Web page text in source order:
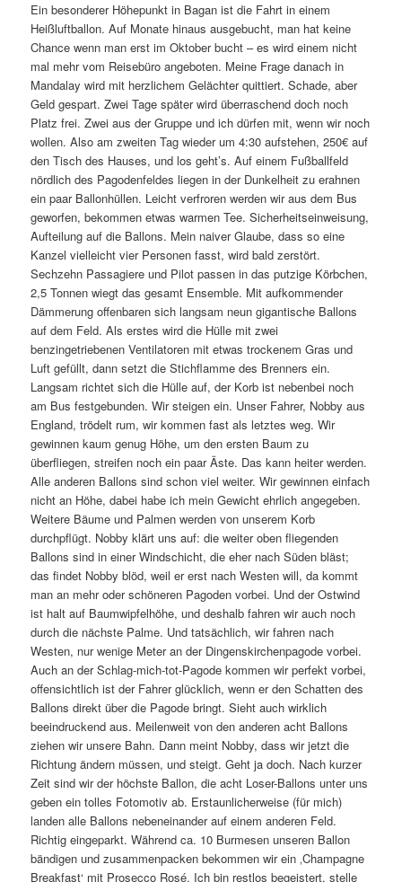
Ein besonderer Höhepunkt in Bagan ist die Fahrt in einem
Heißluftballon. Auf Monate hinaus ausgebucht, man hat keine
Chance wenn man erst im Oktober bucht – es wird einem nicht
mal mehr vom Reisebüro angeboten. Meine Frage danach in
Mandalay wird mit herzlichem Gelächter quittiert. Schade, aber
Geld gespart. Zwei Tage später wird überraschend doch noch
Platz frei. Zwei aus der Gruppe und ich dürfen mit, wenn wir noch
wollen. Also am zweiten Tag wieder um 4:30 aufstehen, 250€ auf
den Tisch des Hauses, und los geht’s. Auf einem Fußballfeld
nördlich des Pagodenfeldes liegen in der Dunkelheit zu erahnen
ein paar Ballonhüllen. Leicht verfroren werden wir aus dem Bus
geworfen, bekommen etwas warmen Tee. Sicherheitseinweisung,
Aufteilung auf die Ballons. Mein naiver Glaube, dass so eine
Kanzel vielleicht vier Personen fasst, wird bald zerstört.
Sechzehn Passagiere und Pilot passen in das putzige Körbchen,
2,5 Tonnen wiegt das gesamt Ensemble. Mit aufkommender
Dämmerung offenbaren sich langsam neun gigantische Ballons
auf dem Feld. Als erstes wird die Hülle mit zwei
benzingetriebenen Ventilatoren mit etwas trockenem Gras und
Luft gefüllt, dann setzt die Stichflamme des Brenners ein.
Langsam richtet sich die Hülle auf, der Korb ist nebenbei noch
am Bus festgebunden. Wir steigen ein. Unser Fahrer, Nobby aus
England, trödelt rum, wir kommen fast als letztes weg. Wir
gewinnen kaum genug Höhe, um den ersten Baum zu
überfliegen, streifen noch ein paar Äste. Das kann heiter werden.
Alle anderen Ballons sind schon viel weiter. Wir gewinnen einfach
nicht an Höhe, dabei habe ich mein Gewicht ehrlich angegeben.
Weitere Bäume und Palmen werden von unserem Korb
durchpflügt. Nobby klärt uns auf: die weiter oben fliegenden
Ballons sind in einer Windschicht, die eher nach Süden bläst;
das findet Nobby blöd, weil er erst nach Westen will, da kommt
man an mehr oder schöneren Pagoden vorbei. Und der Ostwind
ist halt auf Baumwipfelhöhe, und deshalb fahren wir auch noch
durch die nächste Palme. Und tatsächlich, wir fahren nach
Westen, nur wenige Meter an der Dingenskirchenpagode vorbei.
Auch an der Schlag-mich-tot-Pagode kommen wir perfekt vorbei,
offensichtlich ist der Fahrer glücklich, wenn er den Schatten des
Ballons direkt über die Pagode bringt. Sieht auch wirklich
beeindruckend aus. Meilenweit von den anderen acht Ballons
ziehen wir unsere Bahn. Dann meint Nobby, dass wir jetzt die
Richtung ändern müssen, und steigt. Geht ja doch. Nach kurzer
Zeit sind wir der höchste Ballon, die acht Loser-Ballons unter uns
geben ein tolles Fotomotiv ab. Erstaunlicherweise (für mich)
landen alle Ballons nebeneinander auf einem anderen Feld.
Richtig eingeparkt. Während ca. 10 Burmesen unseren Ballon
bändigen und zusammenpacken bekommen wir ein ‚Champagne
Breakfast‘ mit Prosecco Rosé. Ich bin restlos begeistert, stelle